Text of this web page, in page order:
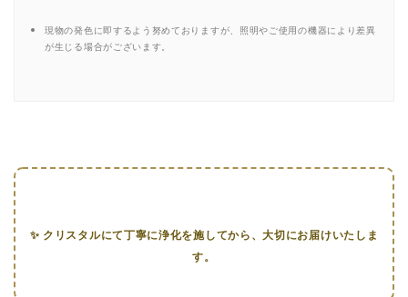
現物の発色に即するよう努めておりますが、照明やご使用の機器により差異
が生じる場合がございます。
✨ クリスタルにて丁寧に浄化を施してから、大切にお届けいたしま
す。